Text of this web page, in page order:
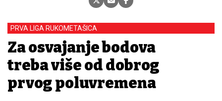
PRVA LIGA RUKOMETAŠICA
Za osvajanje bodova
treba više od dobrog
prvog poluvremena